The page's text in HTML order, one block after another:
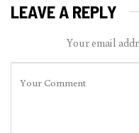
LEAVE A REPLY
Your email